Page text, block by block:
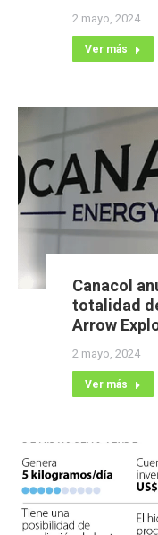
2 mayo, 2024
Ver más
Canacol
totalidad
Arrow
2 mayo, 2024
Ver más